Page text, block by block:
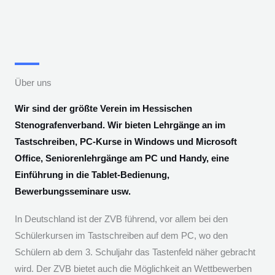
Über uns
Wir sind der größte Verein im Hessischen
Stenografenverband. Wir bieten Lehrgänge an im
Tastschreiben, PC-Kurse in Windows und Microsoft
Office, Seniorenlehrgänge am PC und Handy, eine
Einführung in die Tablet-Bedienung,
Bewerbungsseminare usw.
In Deutschland ist der ZVB führend, vor allem bei den
Schülerkursen im Tastschreiben auf dem PC, wo den
Schülern ab dem 3. Schuljahr das Tastenfeld näher gebracht
wird. Der ZVB bietet auch die Möglichkeit an Wettbewerben